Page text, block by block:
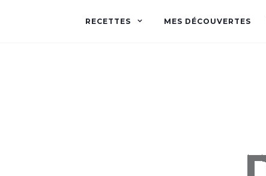
RECETTES MES DÉCOUVERTES